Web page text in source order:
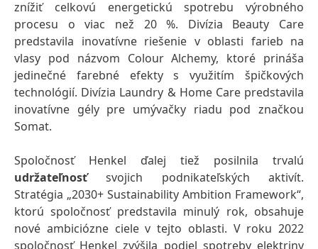
znížiť celkovú energetickú spotrebu výrobného
procesu o viac než 20 %. Divízia Beauty Care
predstavila inovatívne riešenie v oblasti farieb na
vlasy pod názvom Colour Alchemy, ktoré prináša
jedinečné farebné efekty s využitím špičkových
technológií. Divízia Laundry & Home Care predstavila
inovatívne gély pre umývačky riadu pod značkou
Somat.
Spoločnosť Henkel ďalej tiež posilnila trvalú
udržateľnosťsvojich podnikateľských aktivít.
Stratégia „2030+ Sustainability Ambition Framework“,
ktorú spoločnosť predstavila minulý rok, obsahuje
nové ambiciózne ciele v tejto oblasti. V roku 2022
spoločnosť Henkel zvýšila podiel spotreby elektriny